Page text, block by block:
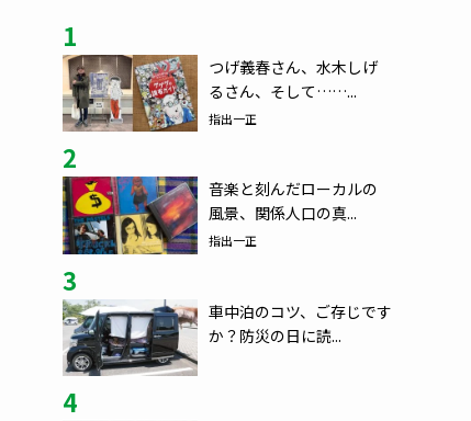
1
つげ義春さん、水木しげ
るさん、そして……...
指出一正
2
音楽と刻んだローカルの
風景、関係人口の真...
指出一正
3
車中泊のコツ、ご存じです
か？防災の日に読...
4